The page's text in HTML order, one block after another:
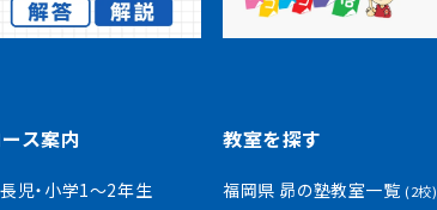
ス案内
児・小学1〜2年生
教室を探す
福岡県 昴の塾教室一覧(2校)